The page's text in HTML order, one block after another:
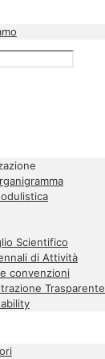
Scientifico
di Attività
convenzioni
Trasparente